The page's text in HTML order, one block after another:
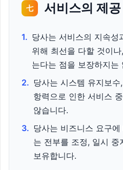
七 서비스의 제
1. 당사는 서비스의 지속성
위해 최선을 다할 것이
는다는 점을 보장하지는
2. 당사는 시스템 유지보
항력으로 인한 서비스
않습니다.
3. 당사는 비즈니스 요구
는 전부를 조정, 일시 중
보유합니다.